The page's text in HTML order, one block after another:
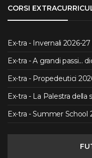
CORSI
Ex-tra - Invernali 2026-
Ex-tra - A grandi passi...
Ex-tra - Propedeutici
Ex-tra - La Palestra
Ex-tra - Summer School